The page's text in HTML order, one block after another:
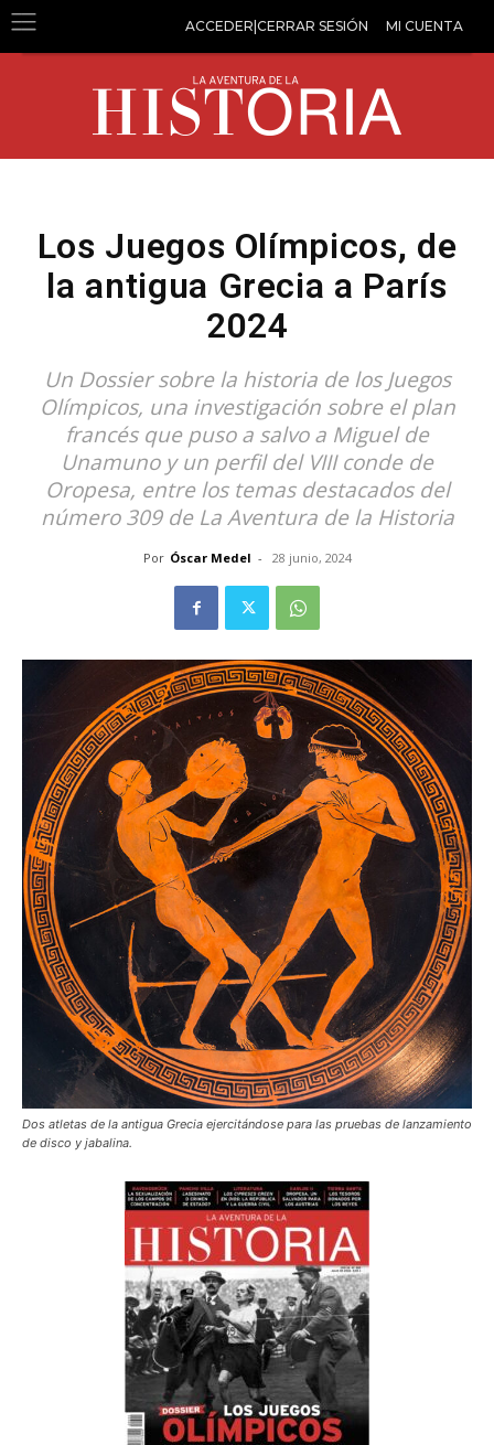
ACCEDER|CERRAR SESIÓN MI CUENTA
Los Juegos Olímpicos, de
la antigua Grecia a París
2024
Un Dossier sobre la historia de los Juegos
Olímpicos, una investigación sobre el plan
francés que puso a salvo a Miguel de
Unamuno y un perfil del VIII conde de
Oropesa, entre los temas destacados del
número 309 de La Aventura de la Historia
Por Óscar Medel - 28 junio, 2024
Dos atletas de la antigua Grecia ejercitándose para las pruebas de lanzamiento
de disco y jabalina.